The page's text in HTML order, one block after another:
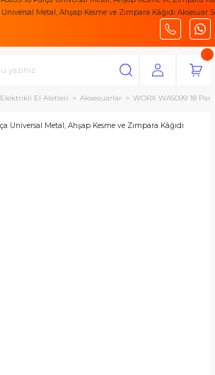
Elektrikli El Aletleri Aksesuarlar WORX WA5099 18